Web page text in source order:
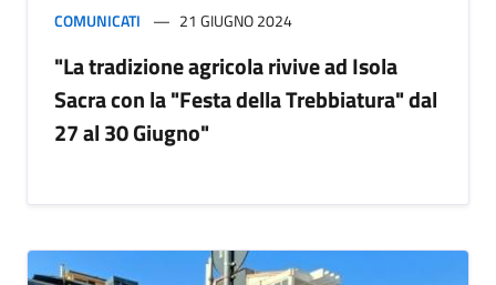
COMUNICATI 21 GIUGNO 2024
"La tradizione agricola rivive ad Isola
Sacra con la "Festa della Trebbiatura" dal
27 al 30 Giugno"